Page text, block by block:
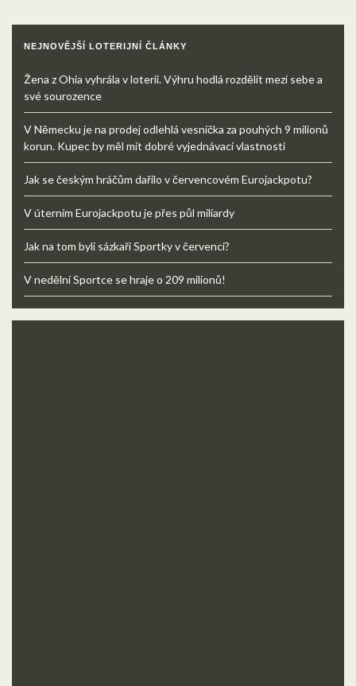
NEJNOVĚJŠÍ LOTERIJNÍ ČLÁNKY
Žena z Ohia vyhrála v loterii. Výhru hodlá rozdělit mezi sebe a
své sourozence
V Německu je na prodej odlehlá vesnička za pouhých 9 milionů
korun. Kupec by měl mít dobré vyjednávací vlastnosti
Jak se českým hráčům dařilo v červencovém Eurojackpotu?
V úterním Eurojackpotu je přes půl miliardy
Jak na tom byli sázkaři Sportky v červenci?
V nedělní Sportce se hraje o 209 milionů!